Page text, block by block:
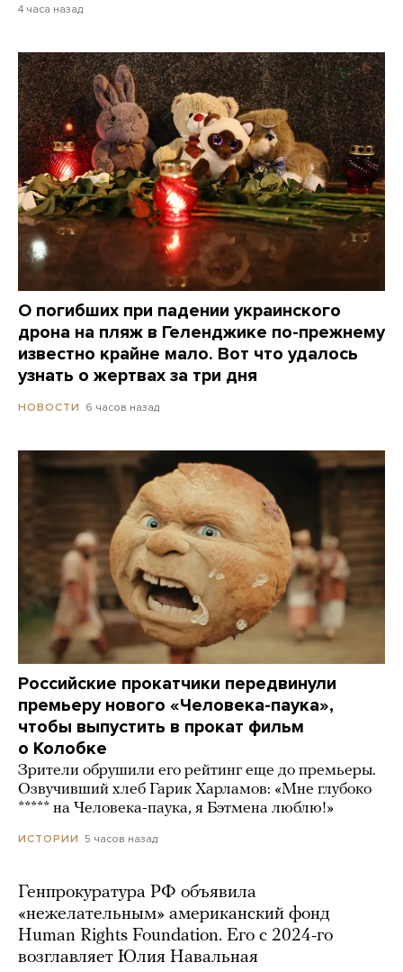
4 часа назад
О погибших при падении украинского
дрона на пляж в Геленджике по-прежнему
известно крайне мало. Вот что удалось
узнать о жертвах за три дня
НОВОСТИ 6 часов назад
Российские прокатчики передвинули
премьеру нового «Человека-паука»,
чтобы выпустить в прокат фильм
о Колобке
Зрители обрушили его рейтинг еще до премьеры.
Озвучивший хлеб Гарик Харламов: «Мне глубоко
***** на Человека-паука, я Бэтмена люблю!»
ИСТОРИИ 5 часов назад
Генпрокуратура РФ объявила
«нежелательным» американский фонд
Human Rights Foundation. Его с 2024-го
возглавляет Юлия Навальная